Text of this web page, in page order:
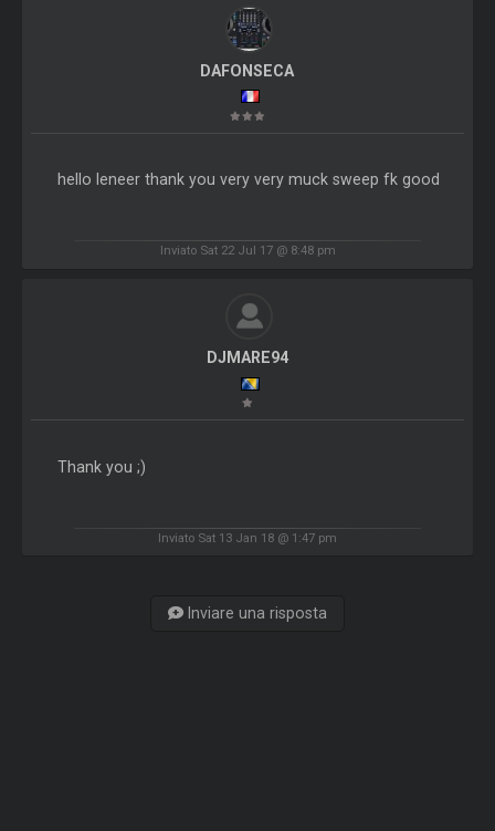
DAFONSECA
hello leneer thank you very very muck sweep fk good
Inviato Sat 22 Jul 17 @ 8:48 pm
DJMARE94
Thank you ;)
Inviato Sat 13 Jan 18 @ 1:47 pm
Inviare una risposta